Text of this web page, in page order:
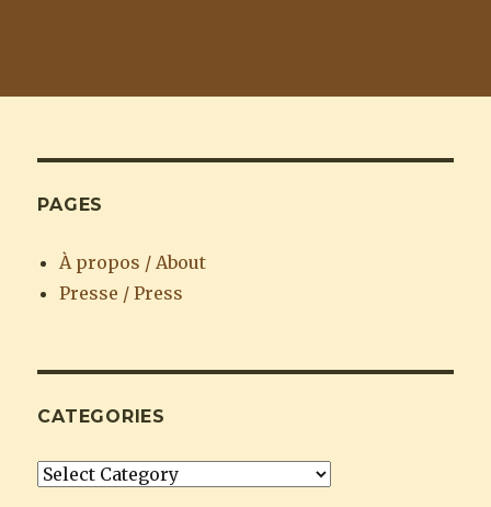
PAGES
À propos / About
Presse / Press
CATEGORIES
Categories